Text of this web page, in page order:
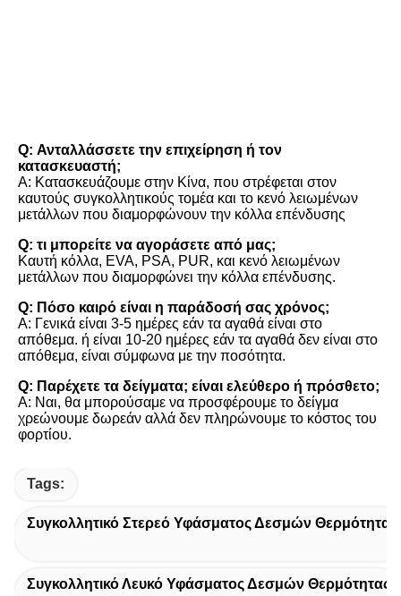
Q: Ανταλλάσσετε την επιχείρηση ή τον
κατασκευαστή;
Α: Κατασκευάζουμε στην Κίνα, που στρέφεται στον
καυτούς συγκολλητικούς τομέα και το κενό λειωμένων
μετάλλων που διαμορφώνουν την κόλλα επένδυσης
Q: τι μπορείτε να αγοράσετε από μας;
Καυτή κόλλα, EVA, PSA, PUR, και κενό λειωμένων
μετάλλων που διαμορφώνει την κόλλα επένδυσης.
Q: Πόσο καιρό είναι η παράδοσή σας χρόνος;
Α: Γενικά είναι 3-5 ημέρες εάν τα αγαθά είναι στο
απόθεμα. ή είναι 10-20 ημέρες εάν τα αγαθά δεν είναι στο
απόθεμα, είναι σύμφωνα με την ποσότητα.
Q: Παρέχετε τα δείγματα; είναι ελεύθερο ή πρόσθετο;
Α: Ναι, θα μπορούσαμε να προσφέρουμε το δείγμα
χρεώνουμε δωρεάν αλλά δεν πληρώνουμε το κόστος του
φορτίου.
Tags:
Συγκολλητικό Στερεό Υφάσματος Δεσμών Θερμότητας
Συγκολλητικό Λευκό Υφάσματος Δεσμών Θερμότητας